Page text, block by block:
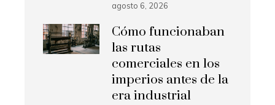
agosto 6, 2026
Cómo funcionaban
las rutas
comerciales en los
imperios antes de la
era industrial